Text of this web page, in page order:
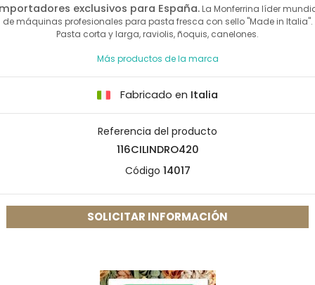
exclusivos para España.La Monferrina líder
de máquinas profesionales para pasta fresca con sello "Made in Italia".
Pasta corta y larga, raviolis, ñoquis, canelones.
Más productos de la marca
Fabricado en Italia
Referencia del producto
116CILINDRO420
Código 14017
SOLICITAR INFORMACIÓN